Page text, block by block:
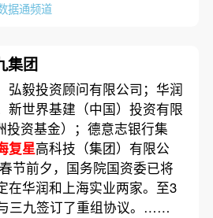
据通频道
集团
弘毅投资顾问有限公司；华润
新世界基建（中国）投资有限
投资基金）；德意志银行集
复星高科技（集团）有限公
节前夕，国务院国资委已将
在华润和上海实业两家。至3
三九签订了重组协议。……